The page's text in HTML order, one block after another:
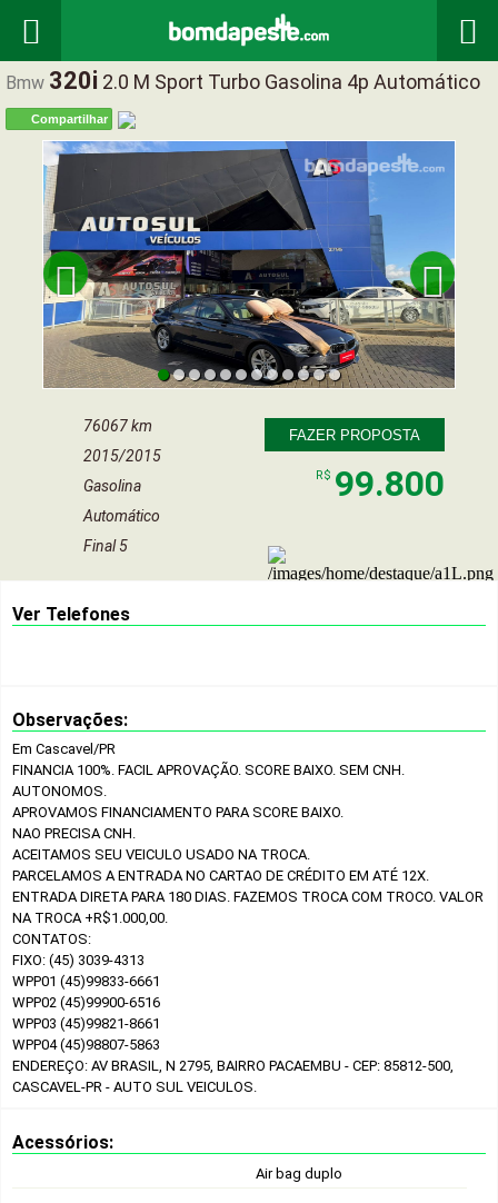
 
Bmw 320i 2.0 M Sport Turbo Gasolina 4p Automático
Compartilhar
 
76067 km
2015/2015
Gasolina
Automático
Final 5
FAZER PROPOSTA
R$ 99.800
Ver Telefones
Observações:
Em Cascavel/PR
FINANCIA 100%. FACIL APROVAÇÃO. SCORE BAIXO. SEM CNH.
AUTONOMOS.
APROVAMOS FINANCIAMENTO PARA SCORE BAIXO.
NAO PRECISA CNH.
ACEITAMOS SEU VEICULO USADO NA TROCA.
PARCELAMOS A ENTRADA NO CARTAO DE CRÉDITO EM ATÉ 12X.
ENTRADA DIRETA PARA 180 DIAS. FAZEMOS TROCA COM TROCO. VALOR
NA TROCA +R$1.000,00.
CONTATOS:
FIXO: (45) 3039-4313
WPP01 (45)99833-6661
WPP02 (45)99900-6516
WPP03 (45)99821-8661
WPP04 (45)98807-5863
ENDEREÇO: AV BRASIL, N 2795, BAIRRO PACAEMBU - CEP: 85812-500,
CASCAVEL-PR - AUTO SUL VEICULOS.
Acessórios:
Air bag duplo